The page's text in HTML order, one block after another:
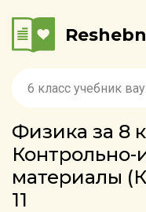
Физика за 8
материалы
11